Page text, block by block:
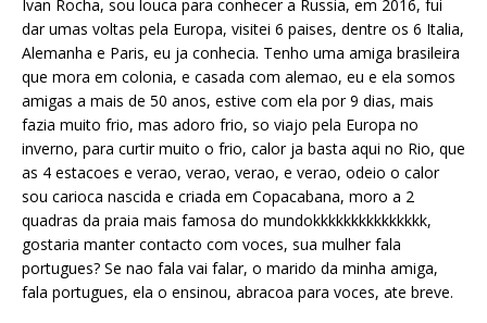
Ivan Rocha, sou louca para conhecer a Russia, em 2016, fui
dar umas voltas pela Europa, visitei 6 paises, dentre os 6 Italia,
Alemanha e Paris, eu ja conhecia. Tenho uma amiga brasileira
que mora em colonia, e casada com alemao, eu e ela somos
amigas a mais de 50 anos, estive com ela por 9 dias, mais
fazia muito frio, mas adoro frio, so viajo pela Europa no
inverno, para curtir muito o frio, calor ja basta aqui no Rio, que
as 4 estacoes e verao, verao, verao, e verao, odeio o calor
sou carioca nascida e criada em Copacabana, moro a 2
quadras da praia mais famosa do mundokkkkkkkkkkkkkkk,
gostaria manter contacto com voces, sua mulher fala
portugues? Se nao fala vai falar, o marido da minha amiga,
fala portugues, ela o ensinou, abracoa para voces, ate breve.